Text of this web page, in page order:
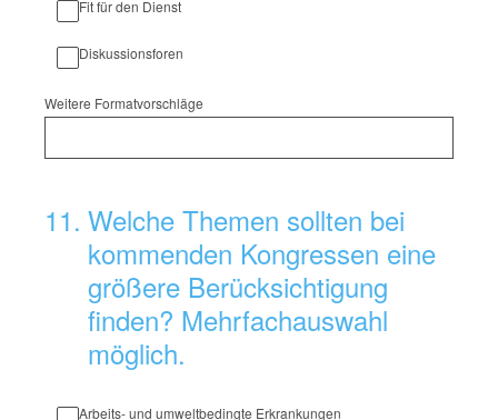
Fit für den Dienst
Diskussionsforen
Weitere Formatvorschläge
11. Welche Themen sollten bei
kommenden Kongressen eine
größere Berücksichtigung
finden? Mehrfachauswahl
möglich.
Arbeits- und umweltbedingte Erkrankungen